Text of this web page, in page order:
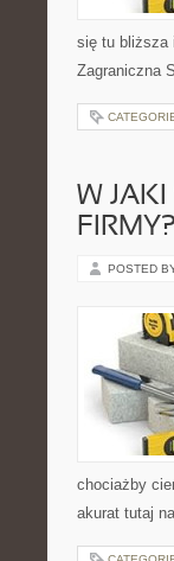
się tu bliższa
Zagraniczna
W
FIRMY?
POSTED
chociażby
akurat tutaj